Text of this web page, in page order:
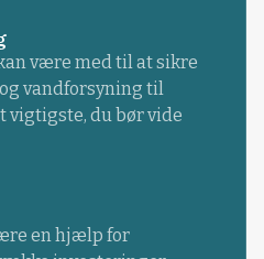
være med til at sikre
vandforsyning til
vigtigste, du bør vide
en hjælp for